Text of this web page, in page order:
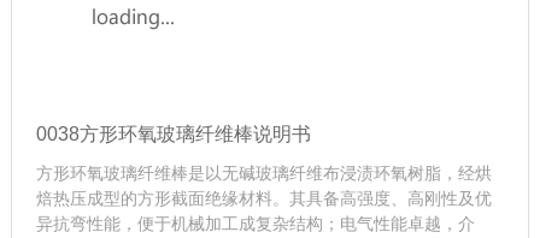
0038方形环氧玻璃纤维棒说明书
方形环氧玻璃纤维棒是以无碱玻璃纤维布浸渍环氧树脂，经烘
焙热压成型的方形截面绝缘材料。其具备高强度、高刚性及优
异抗弯性能，便于机械加工成复杂结构；电气性能卓越，介